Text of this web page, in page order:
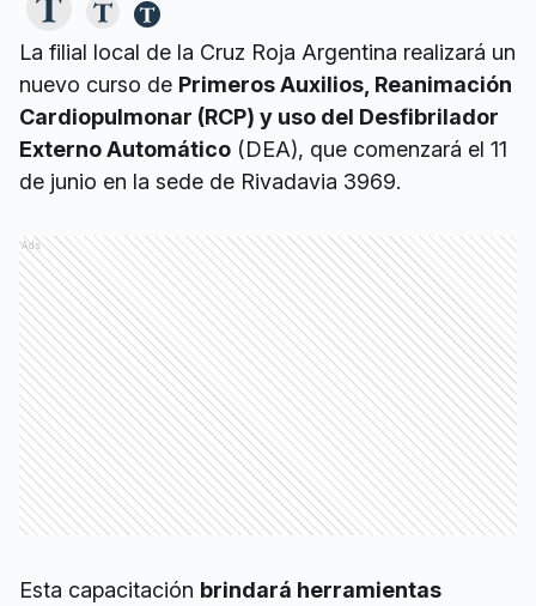
La filial local de la Cruz Roja Argentina realizará un
nuevo curso de Primeros Auxilios, Reanimación
Cardiopulmonar (RCP) y uso del Desfibrilador
Externo Automático (DEA), que comenzará el 11
de junio en la sede de Rivadavia 3969.
Ads
Esta capacitación brindará herramientas